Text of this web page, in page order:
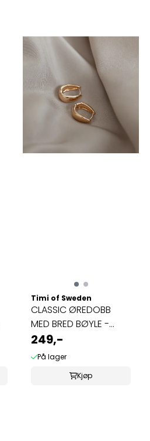
Timi of Sweden
CLASSIC ØREDOBB
MED BRED BØYLE -
GULL
249,-
På lager
Kjøp